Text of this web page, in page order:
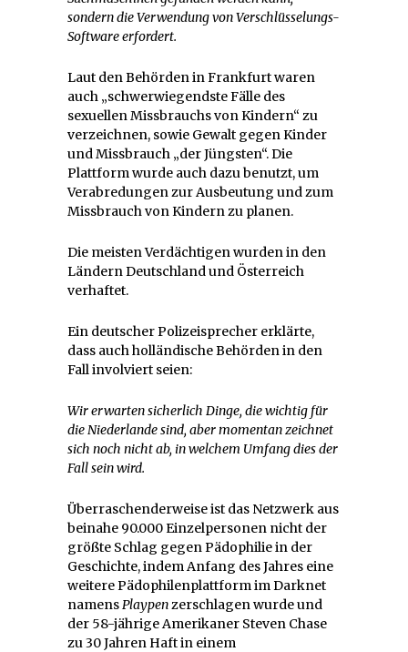
sondern die Verwendung von Verschlüsselungs-
Software erfordert.
Laut den Behörden in Frankfurt waren
auch „schwerwiegendste Fälle des
sexuellen Missbrauchs von Kindern“ zu
verzeichnen, sowie Gewalt gegen Kinder
und Missbrauch „der Jüngsten“. Die
Plattform wurde auch dazu benutzt, um
Verabredungen zur Ausbeutung und zum
Missbrauch von Kindern zu planen.
Die meisten Verdächtigen wurden in den
Ländern Deutschland und Österreich
verhaftet.
Ein deutscher Polizeisprecher erklärte,
dass auch holländische Behörden in den
Fall involviert seien:
Wir erwarten sicherlich Dinge, die wichtig für
die Niederlande sind, aber momentan zeichnet
sich noch nicht ab, in welchem Umfang dies der
Fall sein wird.
Überraschenderweise ist das Netzwerk aus
beinahe 90.000 Einzelpersonen nicht der
größte Schlag gegen Pädophilie in der
Geschichte, indem Anfang des Jahres eine
weitere Pädophilenplattform im Darknet
namensPlaypenzerschlagen wurde und
der 58-jährige Amerikaner Steven Chase
zu 30 Jahren Haft in einem